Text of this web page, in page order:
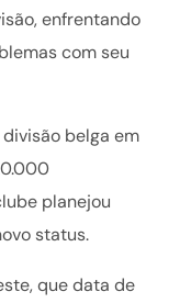
enfrentando
com seu
belga em
planejou
status.
que data de